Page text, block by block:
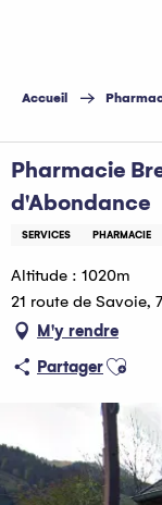
principal
Accueil
Pharmacie
d'Abondance
SERVICES PHARMACIE
Altitude : 1020m
21 route de Savoie,
M'y rendre
PartagerAjouter